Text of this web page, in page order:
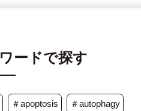
ードで探す
＃apoptosis ＃autophagy